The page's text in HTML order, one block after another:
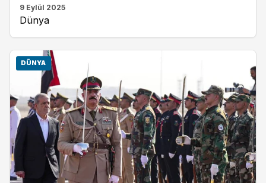
9 Eylül 2025
Dünya
DÜNYA